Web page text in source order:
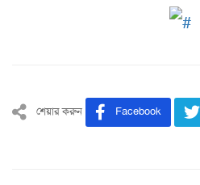
শেয়ার করুন Facebook